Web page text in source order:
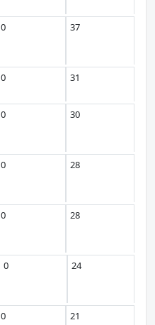
0 37
0 31
0 30
0 28
0 28
0 24
0 21